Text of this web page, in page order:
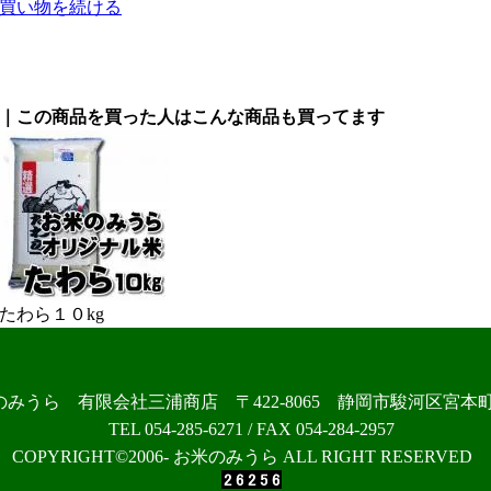
買い物を続ける
｜この商品を買った人はこんな商品も買ってます
たわら１０kg
みうら 有限会社三浦商店 〒422-8065 静岡市駿河区宮本
TEL 054-285-6271 / FAX 054-284-2957
COPYRIGHT©2006- お米のみうら ALL RIGHT RESERVED